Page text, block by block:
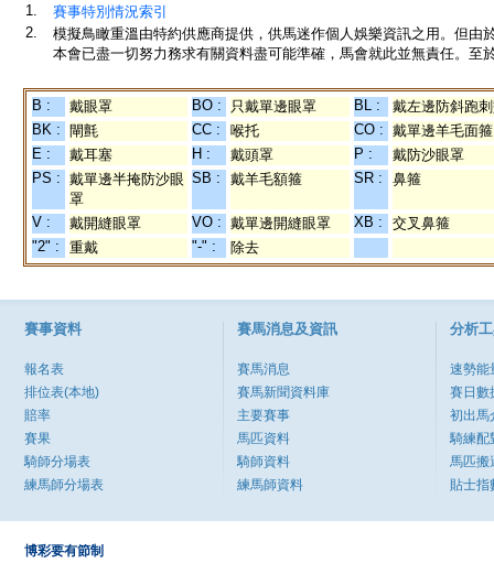
1.
賽事特別情況索引
2.
模擬鳥瞰重溫由特約供應商提供，供馬迷作個人娛樂資訊之用。但
本會已盡一切努力務求有關資料盡可能準確，馬會就此並無責任。至
B : 戴眼罩 BO : 只戴單邊眼罩 BL :
戴左邊防斜跑
BK :
閘氈 CC : 喉托 CO : 戴單邊羊毛面箍
E :
戴耳塞 H : 戴頭罩 P :
戴防沙眼罩
PS : 戴單邊半掩防沙眼
罩
SB : 戴羊毛額箍 SR : 鼻箍
V : 戴開縫眼罩 VO : 戴單邊開縫眼罩 XB :
交叉鼻箍
"2" :
重戴 "-" : 除去
賽事資料
報名表
排位表(本地)
賠率
賽果
騎師分場表
練馬師分場表
賽馬消息及資訊
賽馬消息
賽馬新聞資料庫
主要賽事
馬匹資料
騎師資料
練馬師資料
分析
速勢能
賽日數
初出馬
騎練配
馬匹搬
貼士指
博彩要有節制